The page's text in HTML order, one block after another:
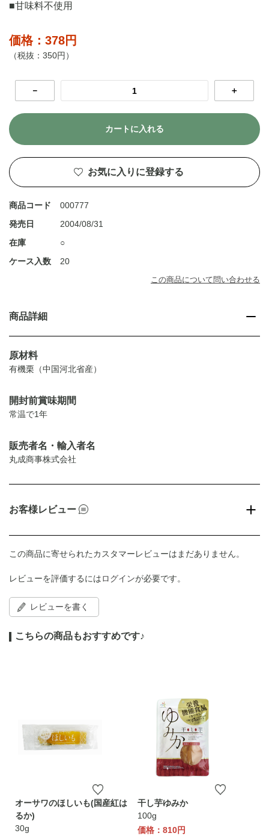
■甘味料不使用
価格：378円
（税抜：350円）
－ ＋
カートに入れる
お気に入りに登録する
商品コード
000777
発売日
2004/08/31
在庫
○
ケース入数
20
この商品について問い合わせる
商品詳細
原材料
有機栗（中国河北省産）
開封前賞味期間
常温で1年
販売者名・輸入者名
丸成商事株式会社
お客様レビュー
この商品に寄せられたカスタマーレビューはまだありません。
レビューを評価するにはログインが必要です。
レビューを書く
こちらの商品もおすすめです♪
オーサワのほしいも(国産紅は
るか)
30g
干し芋ゆみか
100g
価格：810円